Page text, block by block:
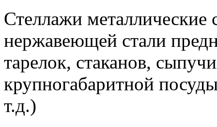
Стеллажи
нержавеющей стали
тарелок, стаканов,
крупногабаритной
т.д.)